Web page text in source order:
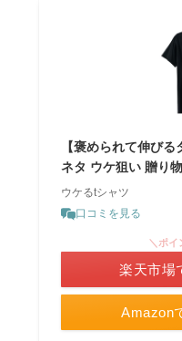
【褒められて伸び
ネタ ウケ狙い 贈り
ウケるtシャツ
口コミを見る
Amazon
＼ポイ
楽天市場